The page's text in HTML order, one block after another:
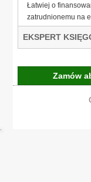
Łatwiej o
zatrudnionemu na
EKSPERT
Zamów